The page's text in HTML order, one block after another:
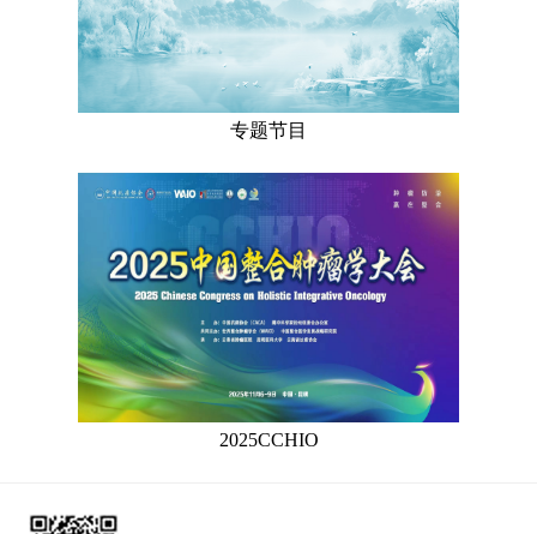
专题节目
2025CCHIO